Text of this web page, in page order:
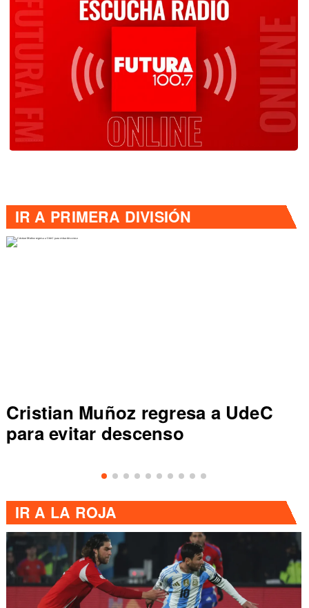
IR A PRIMERA DIVISIÓN
Cristian Muñoz regresa a UdeC
para evitar descenso
IR A LA ROJA